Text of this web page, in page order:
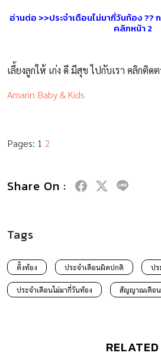
อ่านต่อ >>ประจำเดือนไม่มากี่วันท้อง ??
คลิกหน้า 2
เลี้ยงลูกให้ เก่ง ดี มีสุข ไปกับเรา คลิกติด
Amarin Baby & Kids
Pages: 1 2
Share On :
Tags
ตั้งท้อง ประจำเดือนผิดปกติ ปร
ประจำเดือนไม่มากี่วันท้อง สัญญาณเตือน
RELATED